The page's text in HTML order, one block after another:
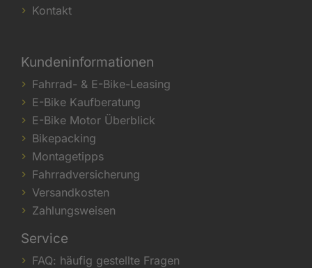
Kontakt
Kundeninformationen
Fahrrad- & E-Bike-Leasing
E-Bike Kaufberatung
E-Bike Motor Überblick
Bikepacking
Montagetipps
Fahrradversicherung
Versandkosten
Zahlungsweisen
Service
FAQ: häufig gestellte Fragen